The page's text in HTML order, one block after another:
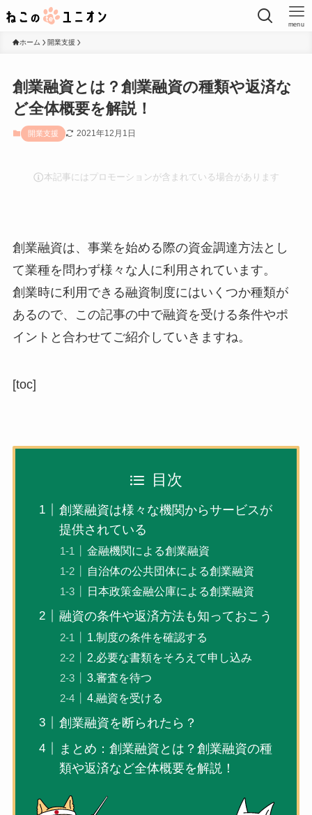
menu
ホーム 開業支援
創業融資とは？創業融資の種類や返済な
ど全体概要を解説！
開業支援 2021年12月1日
本記事にはプロモーションが含まれている場合があります
創業融資は、事業を始める際の資金調達方法とし
て業種を問わず様々な人に利用されています。
創業時に利用できる融資制度にはいくつか種類が
あるので、この記事の中で融資を受ける条件やポ
イント と合わせてご紹介していきますね。
[toc]
目次
創業融資は様々な機関からサービスが
提供されている
金融機関による創業融資
自治体の公共団体による創業融資
日本政策金融公庫による創業融資
融資の条件や返済方法も知っておこう
1.制度の条件を確認する
2.必要な書類をそろえて申し込み
3.審査を待つ
4.融資を受ける
創業融資を断られたら？
まとめ：創業融資とは？創業融資の種
類や返済など全体概要を解説！